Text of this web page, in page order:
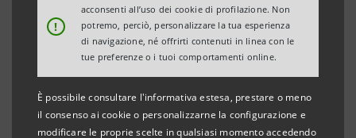
!
acconsenti all’uso dei cookie di profilazione. Non
potremo, perciò, personalizzare la tua esperienza
di navigazione, né offrirti contenuti in linea con le
tue preferenze o i tuoi comportamenti online.
È possibile consultare l'informativa estesa, prestare o meno
il consenso ai cookie o personalizzarne la configurazione e
modificare le proprie scelte in qualsiasi momento accedendo
tesori architettonici di Vicenza
OTTAVO CONCORSO DI MUSICA ANTICA – PREMIO